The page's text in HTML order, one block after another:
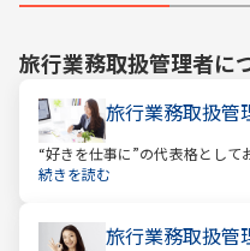
旅行業務取扱管理者に
旅行業務取扱管
“好きを仕事に”の代表格として
気企業ランキングでは旅行会社
続きを読む
旅行業務取扱管